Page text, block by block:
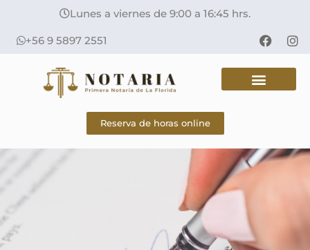
Lunes a viernes de 9:00 a 16:45 hrs.
+56 9 5897 2551
Reserva de horas online